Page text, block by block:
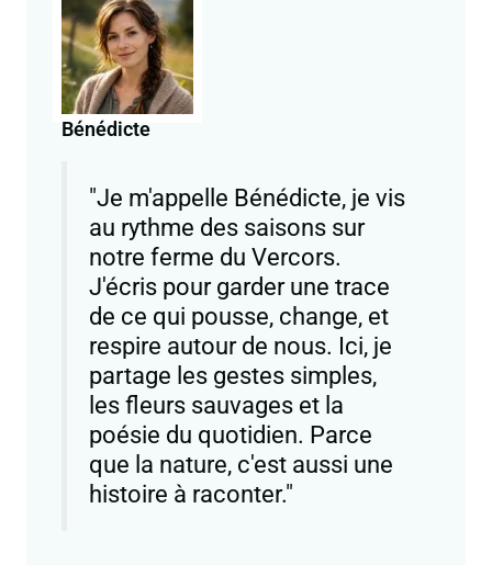
Bénédicte
"Je m'appelle Bénédicte, je vis
au rythme des saisons sur
notre ferme du Vercors.
J'écris pour garder une trace
de ce qui pousse, change, et
respire autour de nous. Ici, je
partage les gestes simples,
les fleurs sauvages et la
poésie du quotidien. Parce
que la nature, c'est aussi une
histoire à raconter."